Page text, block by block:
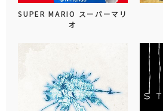
SUPER MARIO スーパーマリ
オ